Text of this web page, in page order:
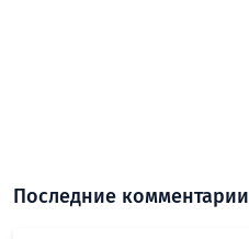
Последние комментарии